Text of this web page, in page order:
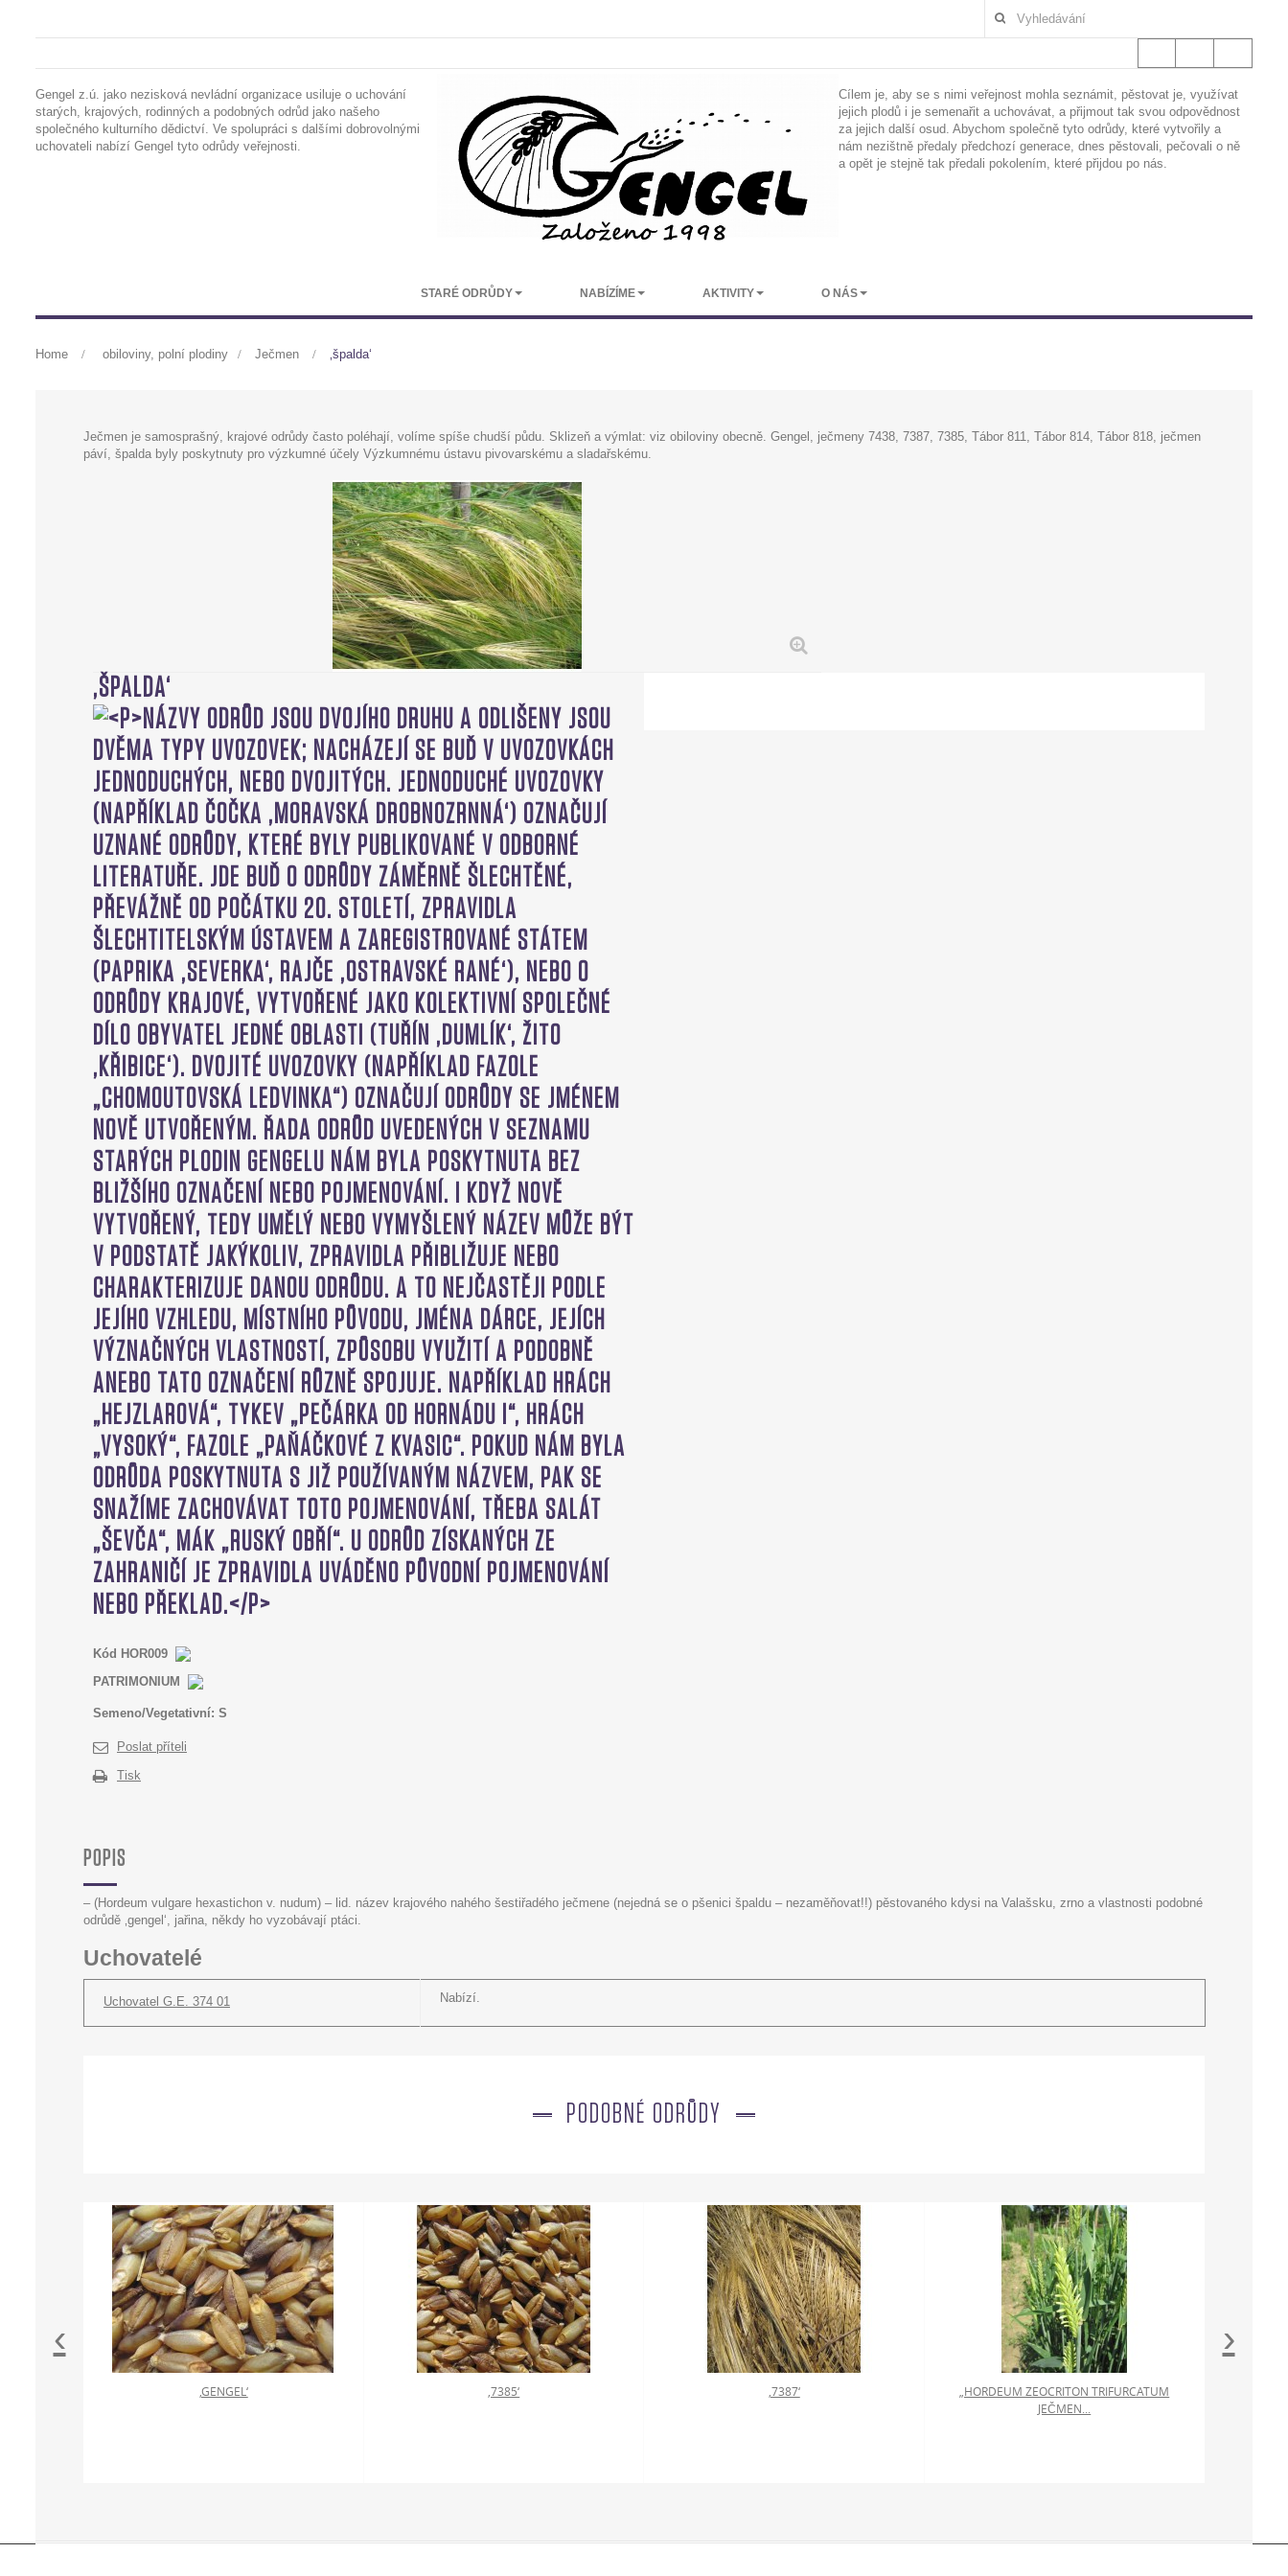
Gengel z.ú. jako nezisková nevládní organizace usiluje o uchování
starých, krajových, rodinných a podobných odrůd jako našeho
společného kulturního dědictví. Ve spolupráci s dalšími dobrovolnými
uchovateli nabízí Gengel tyto odrůdy veřejnosti.
Cílem je, aby se s nimi veřejnost mohla seznámit, pěstovat je, využívat
jejich plodů i je semenařit a uchovávat, a přijmout tak svou odpovědnost
za jejich další osud. Abychom společně tyto odrůdy, které vytvořily a
nám nezištně předaly předchozí generace, dnes pěstovali, pečovali o ně
a opět je stejně tak předali pokolením, které přijdou po nás.
STARÉ ODRŮDY NABÍZÍME AKTIVITY O NÁS
Home > obiloviny, polní plodiny > Ječmen > ‚špalda‘
Ječmen je samosprašný, krajové odrůdy často poléhají, volíme spíše chudší půdu. Sklizeň a výmlat: viz obiloviny obecně. Gengel, ječmeny 7438, 7387, 7385, Tábor 811, Tábor 814, Tábor 818, ječmen
páví, špalda byly poskytnuty pro výzkumné účely Výzkumnému ústavu pivovarskému a sladařskému.
‚ŠPALDA‘
Kód HOR009
PATRIMONIUM
Semeno/Vegetativní: S
Poslat příteli
Tisk
POPIS
– (Hordeum vulgare hexastichon v. nudum) – lid. název krajového nahého šestiřadého ječmene (nejedná se o pšenici špaldu – nezaměňovat!!) pěstovaného kdysi na Valašsku, zrno a vlastnosti podobné
odrůdě ‚gengel‘, jařina, někdy ho vyzobávají ptáci.
Uchovatelé
Uchovatel G.E. 374 01 Nabízí.
PODOBNÉ ODRŮDY
‹ ›
‚GENGEL‘ ‚7385‘ ‚7387‘
„HORDEUM ZEOCRITON TRIFURCATUM
JEČMEN...